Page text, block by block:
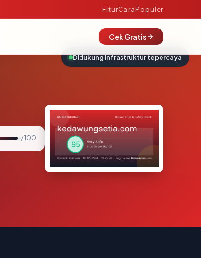
FiturCaraPopuler
Cek Gratis
/ 100
Didukung infrastruktur tepercaya